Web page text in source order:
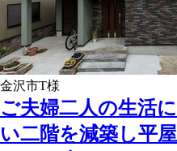
金沢市T様
ご夫婦二人の生活
い二階を減築し平